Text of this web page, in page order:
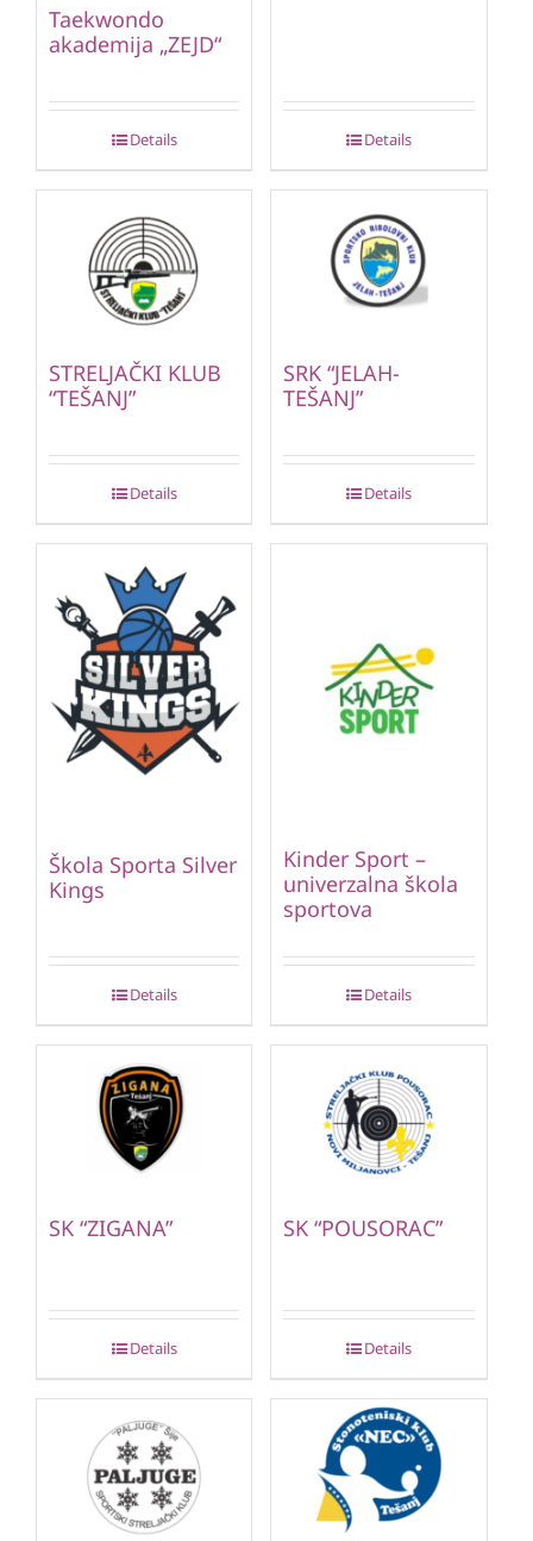
Taekwondo
akademija „ZEJD“
Details Details
STRELJAČKI KLUB
“TEŠANJ”
Details
SRK “JELAH-
TEŠANJ”
Details
Škola Sporta Silver
Kings
Details
Kinder Sport –
univerzalna škola
sportova
Details
SK “ZIGANA”
Details
SK “POUSORAC”
Details